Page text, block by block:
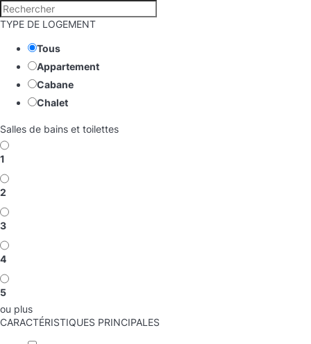
TYPE DE LOGEMENT
Tous
Appartement
Cabane
Chalet
Salles de bains et toilettes
1
2
3
4
5
ou plus
CARACTÉRISTIQUES PRINCIPALES